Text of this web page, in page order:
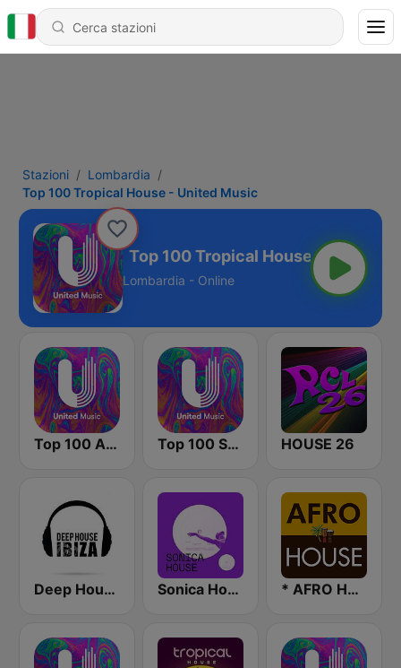
Stazioni
Lombardia
Top 100 Tropical House - United Music
Top 100 Tropical House - United
Lombardia - Online
Top 100 Afro House - United Music Top 100 Soulful House - United Music HOUSE 26
Deep House Ibiza Sonica House * AFRO HOUSE